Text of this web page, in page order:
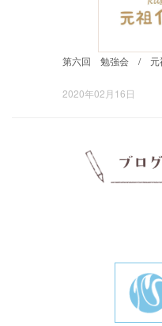
第六回 勉強会 / 元
2020年02月16日